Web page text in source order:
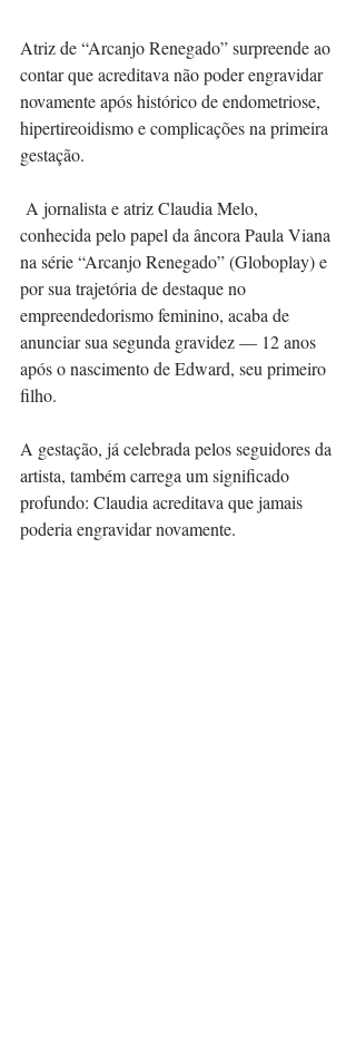
Atriz de “Arcanjo Renegado” surpreende ao
contar que acreditava não poder engravidar
novamente após histórico de endometriose,
hipertireoidismo e complicações na primeira
gestação.
A jornalista e atriz Claudia Melo,
conhecida pelo papel da âncora Paula Viana
na série “Arcanjo Renegado” (Globoplay) e
por sua trajetória de destaque no
empreendedorismo feminino, acaba de
anunciar sua segunda gravidez — 12 anos
após o nascimento de Edward, seu primeiro
filho.
A gestação, já celebrada pelos seguidores da
artista, também carrega um significado
profundo: Claudia acreditava que jamais
poderia engravidar novamente.